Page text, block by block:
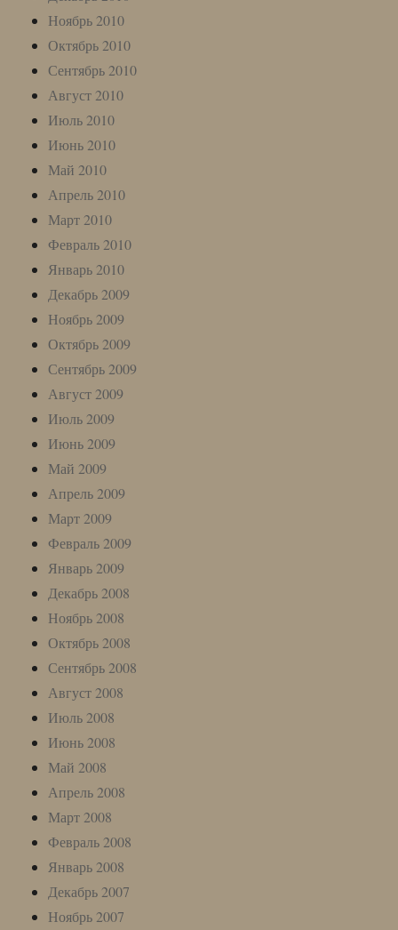
Ноябрь 2010
Октябрь 2010
Сентябрь 2010
Август 2010
Июль 2010
Июнь 2010
Май 2010
Апрель 2010
Март 2010
Февраль 2010
Январь 2010
Декабрь 2009
Ноябрь 2009
Октябрь 2009
Сентябрь 2009
Август 2009
Июль 2009
Июнь 2009
Май 2009
Апрель 2009
Март 2009
Февраль 2009
Январь 2009
Декабрь 2008
Ноябрь 2008
Октябрь 2008
Сентябрь 2008
Август 2008
Июль 2008
Июнь 2008
Май 2008
Апрель 2008
Март 2008
Февраль 2008
Январь 2008
Декабрь 2007
Ноябрь 2007